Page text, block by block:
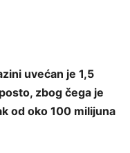
uvećan je 1,5
zbog čega je
od oko 100 milijuna